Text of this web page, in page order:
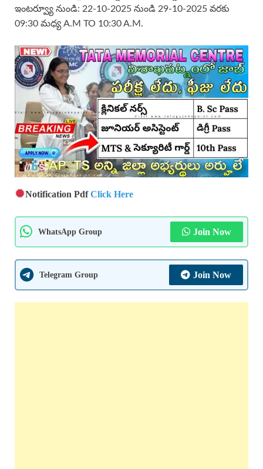
ఇంటర్వ్యూ నుండి: 22-10-2025 నుండి 29-10-2025 వరకు
09:30 మధ్య Α.Μ ΤΟ 10:30 Α.Μ.
Notification PdfClick Here
WhatsApp Group Join Now
Telegram Group Join Now